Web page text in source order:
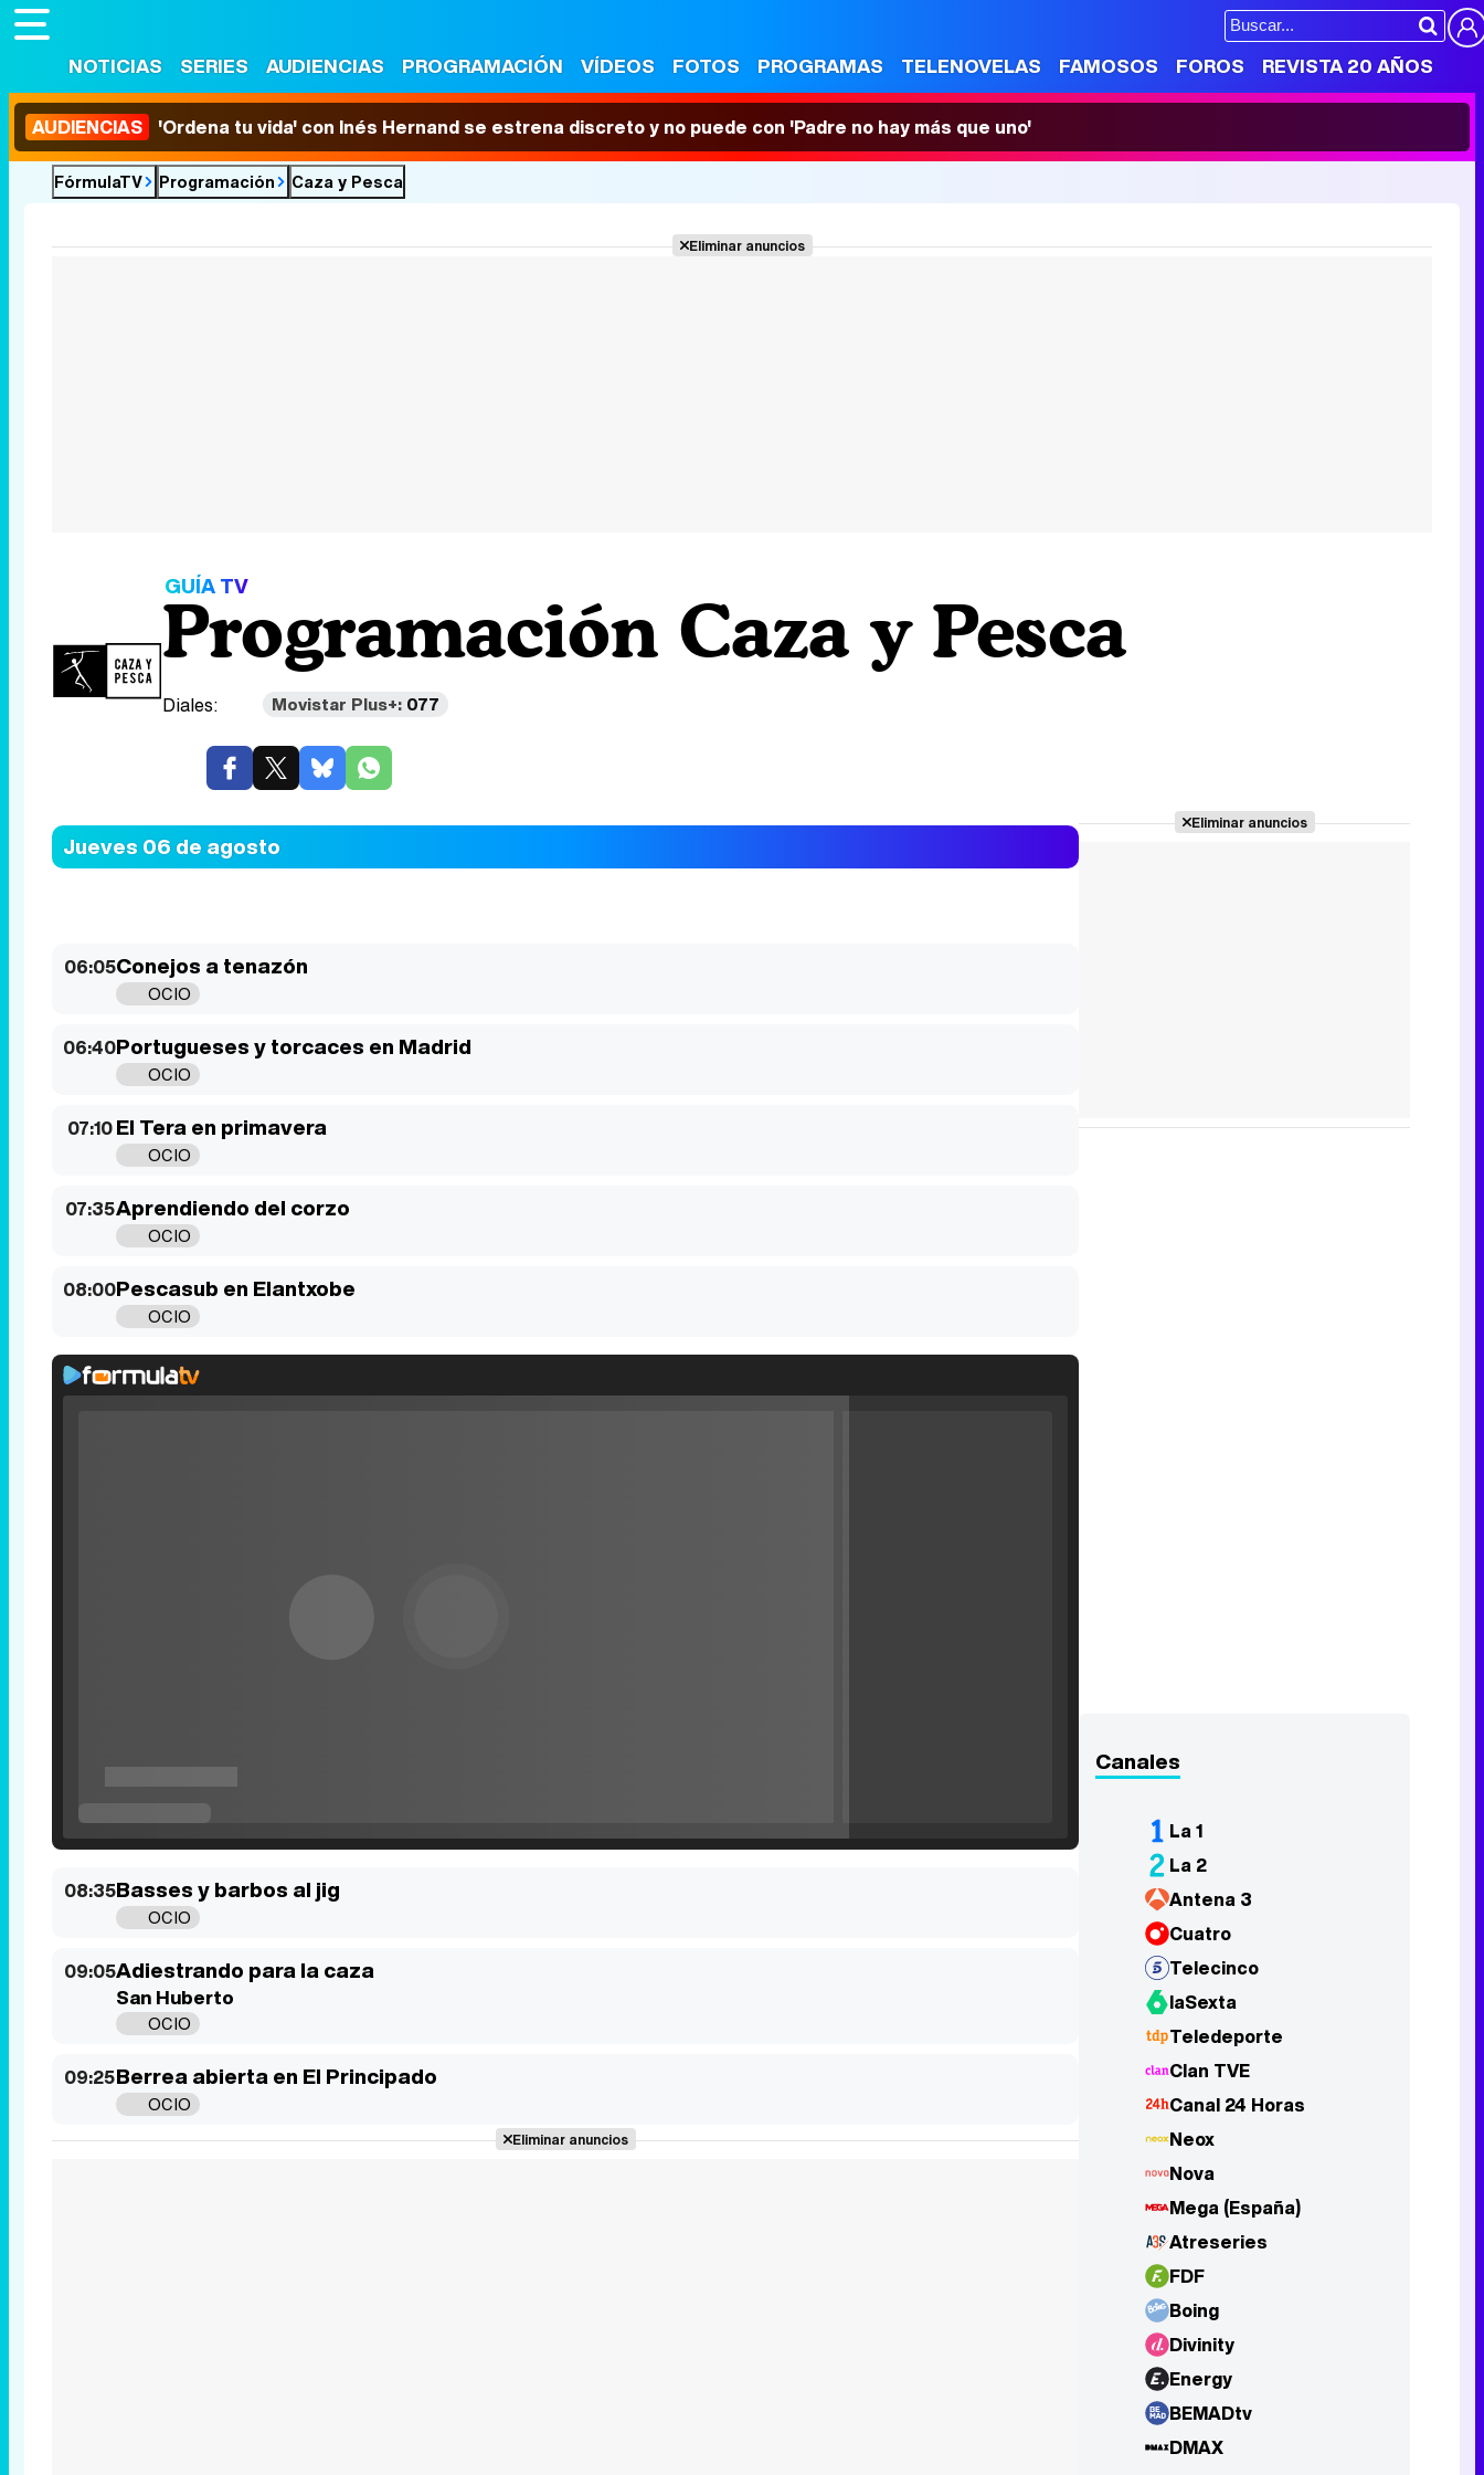
NOTICIAS SERIES AUDIENCIAS PROGRAMACIÓN VÍDEOS FOTOS PROGRAMAS TELENOVELAS FAMOSOS FOROS REVISTA 20 AÑOS
AUDIENCIAS 'Ordena tu vida' con Inés Hernand se estrena discreto y no puede con 'Padre no hay más que uno'
FórmulaTV Programación Caza y Pesca
Eliminar anuncios
GUÍA TV
Programación Caza y Pesca
Diales: Movistar Plus+: 077
Jueves 06 de agosto
06:05Conejos a tenazón
OCIO
06:40Portugueses y torcaces en Madrid
OCIO
07:10El Tera en primavera
OCIO
07:35Aprendiendo del corzo
OCIO
08:00Pescasub en Elantxobe
OCIO
Canción ganadora de Eurovisión 2026: DARA con "Bangaranga" por Bulgaria
08:35Basses y barbos al jig
OCIO
09:05Adiestrando para la caza
San Huberto
OCIO
09:25Berrea abierta en El Principado
OCIO
Eliminar anuncios
Eliminar anuncios
Canales
La 1
La 2
Antena 3
Cuatro
Telecinco
laSexta
Teledeporte
Clan TVE
Canal 24 Horas
Neox
Nova
Mega (España)
Atreseries
FDF
Boing
Divinity
Energy
BEMADtv
DMAX